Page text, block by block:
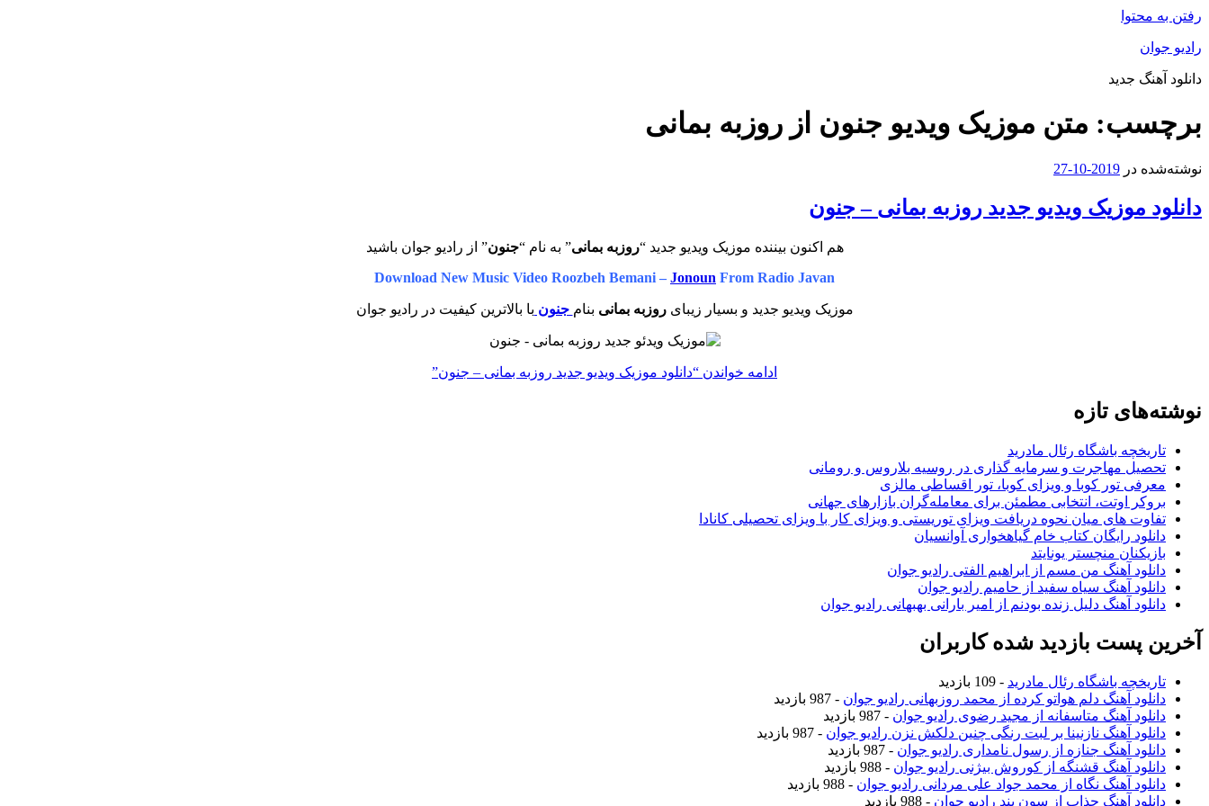
رفتن به محتوا
رادیو جوان
دانلود آهنگ جدید
برچسب: متن موزیک ویدیو جنون از روزبه بمانی
نوشته‌شده در 2019-10-27
دانلود موزیک ویدیو جدید روزبه بمانی – جنون
هم اکنون بیننده موزیک ویدیو جدید “روزبه بمانی” به نام “جنون” از رادیو جوان باشید
Download New Music Video Roozbeh Bemani – Jonoun From Radio Javan
موزیک ویدیو جدید و بسیار زیبایروزبه بمانی بنام جنون با بالاترین کیفیت در رادیو جوان
ادامه خواندن “دانلود موزیک ویدیو جدید روزبه بمانی – جنون”
نوشته‌های تازه
تاریخچه باشگاه رئال مادرید
تحصیل مهاجرت و سرمایه گذاری در روسیه بلاروس و رومانی
معرفی تور کوبا و ویزای کوبا، تور اقساطی مالزی
بروکر اوتت، انتخابی مطمئن برای معامله‌گران بازارهای جهانی
تفاوت های میان نحوه دریافت ویزای توریستی و ویزای کار با ویزای تحصیلی کانادا
دانلود رایگان کتاب خام گیاهخواری آوانسیان
بازیکنان منچستر یونایتد
دانلود آهنگ من مسم از ابراهیم الفتی رادیو جوان
دانلود آهنگ سیاه سفید از حامیم رادیو جوان
دانلود آهنگ دلیل زنده بودنم از امیر بارانی بهبهانی رادیو جوان
آخرین پست بازدید شده کاربران
تاریخچه باشگاه رئال مادرید - 109 بازدید
دانلود آهنگ دلم هواتو کرده از محمد روزبهانی رادیو جوان - 987 بازدید
دانلود آهنگ متاسفانه از مجید رضوی رادیو جوان - 987 بازدید
دانلود آهنگ نازنینا بر لبت رنگی چنین دلکش نزن رادیو جوان - 987 بازدید
دانلود آهنگ جنازه از رسول نامداری رادیو جوان - 987 بازدید
دانلود آهنگ قشنگه از کوروش بیژنی رادیو جوان - 988 بازدید
دانلود آهنگ نگاه از محمد جواد علی مردانی رادیو جوان - 988 بازدید
دانلود آهنگ جذاب از سون بند رادیو جوان - 988 بازدید